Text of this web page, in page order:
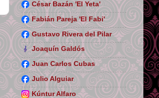
César Bazán 'El Yeta'
Fabián Pareja 'El Fabi'
Gustavo Rivera del Pilar
Joaquín Galdós
Juan Carlos Cubas
Julio Alguiar
Kúntur Alfaro